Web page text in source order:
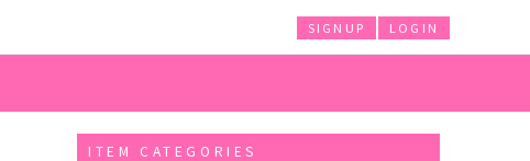
LOGIN
SIGNUP
ITEM CATEGORIES